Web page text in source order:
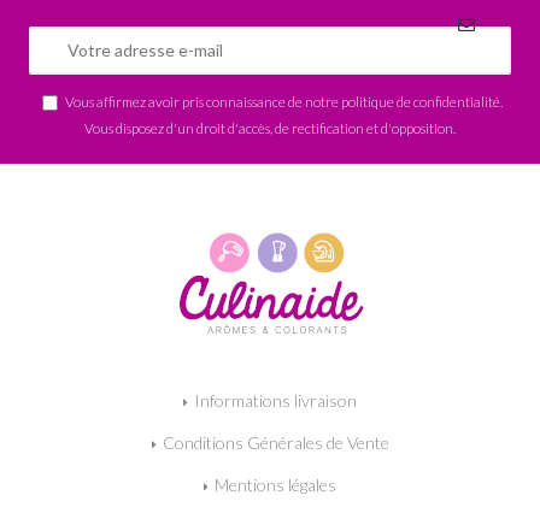
Vous affirmez avoir pris connaissance de notre politique de confidentialité
Vous disposez d'un droit d'accès, de rectification et d'opposition.
Informations livraison
Conditions Générales de Vente
Mentions légales